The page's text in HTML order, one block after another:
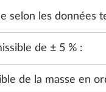
selon les données
de ± 5 % :
de la masse en